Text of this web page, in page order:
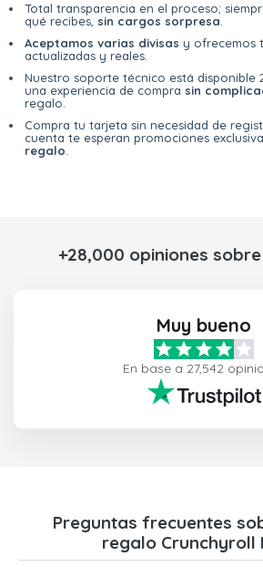
Total transparencia en el proceso;
qué recibes, sin cargos sorpresa
Aceptamos varias divisas y ofrecemos
actualizadas y reales.
Nuestro soporte técnico está disponible
una experiencia de compra sin
regalo.
Compra tu tarjeta sin necesidad de
cuenta te esperan promociones
regalo
+28,000 opiniones
Muy bueno
En base a 27,542
Preguntas frecuentes
regalo Crunchyroll